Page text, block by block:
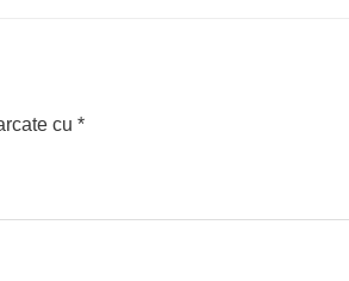
cu *